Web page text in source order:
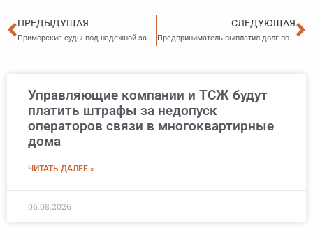
Пред
ПРЕДЫДУЩАЯ
Приморские суды под надежной защитой судебных приставов по ОУПДС
СЛЕДУЮЩАЯ
Предприниматель выплатил долг после ареста имущества
Управляющие компании и ТСЖ будут
платить штрафы за недопуск
операторов связи в многоквартирные
дома
ЧИТАТЬ ДАЛЕЕ »
06.08.2026